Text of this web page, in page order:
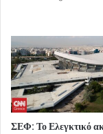
ΣΕΦ: Το Ελεγκτικό